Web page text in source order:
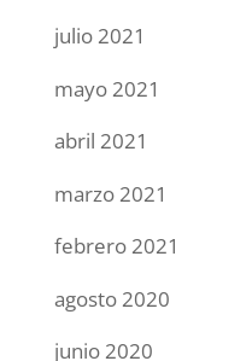
julio 2021
mayo 2021
abril 2021
marzo 2021
febrero 2021
agosto 2020
junio 2020